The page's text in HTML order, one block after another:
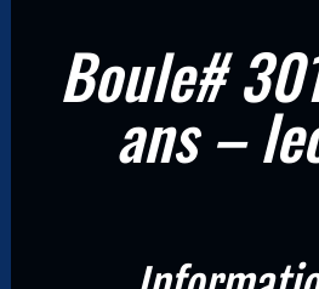
Boule#
ans –